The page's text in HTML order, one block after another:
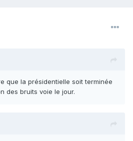
que la présidentielle soit terminée
des bruits voie le jour.